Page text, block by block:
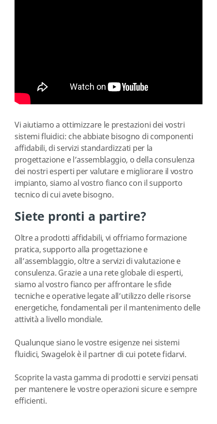
Vi aiutiamo a ottimizzare le prestazioni dei vostri
sistemi fluidici: che abbiate bisogno di componenti
affidabili, di servizi standardizzati per la
progettazione e l’assemblaggio, o della consulenza
dei nostri esperti per valutare e migliorare il vostro
impianto, siamo al vostro fianco con il supporto
tecnico di cui avete bisogno.
Siete pronti a partire?
Oltre a prodotti affidabili, vi offriamo formazione
pratica, supporto alla progettazione e
all’assemblaggio, oltre a servizi di valutazione e
consulenza. Grazie a una rete globale di esperti,
siamo al vostro fianco per affrontare le sfide
tecniche e operative legate all’utilizzo delle risorse
energetiche, fondamentali per il mantenimento delle
attività a livello mondiale.
Qualunque siano le vostre esigenze nei sistemi
fluidici, Swagelok è il partner di cui potete fidarvi.
Scoprite la vasta gamma di prodotti e servizi pensati
per mantenere le vostre operazioni sicure e sempre
efficienti.